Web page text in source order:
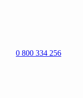
0 800 334 256